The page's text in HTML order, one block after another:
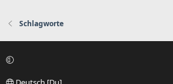
Schlagworte